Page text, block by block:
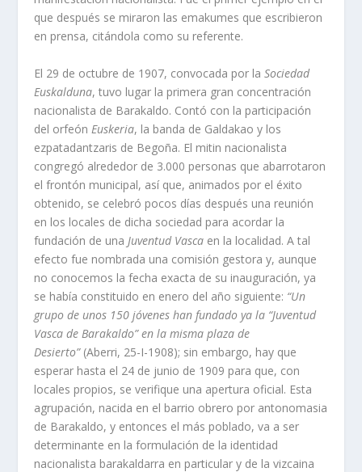
que después se miraron las emakumes que escribieron
en prensa, citándola como su referente.
El 29 de octubre de 1907, convocada por laSociedad
Euskalduna, tuvo lugar la primera gran concentración
nacionalista de Barakaldo. Contó con la participación
del orfeón Euskeria, la banda de Galdakao y los
ezpatadantzaris de Begoña. El mitin nacionalista
congregó alrededor de 3.000 personas que abarrotaron
el frontón municipal, así que, animados por el éxito
obtenido, se celebró pocos días después una reunión
en los locales de dicha sociedad para acordar la
fundación de una Juventud Vasca en la localidad. A tal
efecto fue nombrada una comisión gestora y, aunque
no conocemos la fecha exacta de su inauguración, ya
se había constituido en enero del año siguiente: “Un
grupo de unos 150 jóvenes han fundado ya la “Juventud
Vasca de Barakaldo” en la misma plaza de
Desierto” (Aberri, 25-I-1908); sin embargo, hay que
esperar hasta el 24 de junio de 1909 para que, con
locales propios, se verifique una apertura oficial. Esta
agrupación, nacida en el barrio obrero por antonomasia
de Barakaldo, y entonces el más poblado, va a ser
determinante en la formulación de la identidad
nacionalista barakaldarra en particular y de la vizcaina